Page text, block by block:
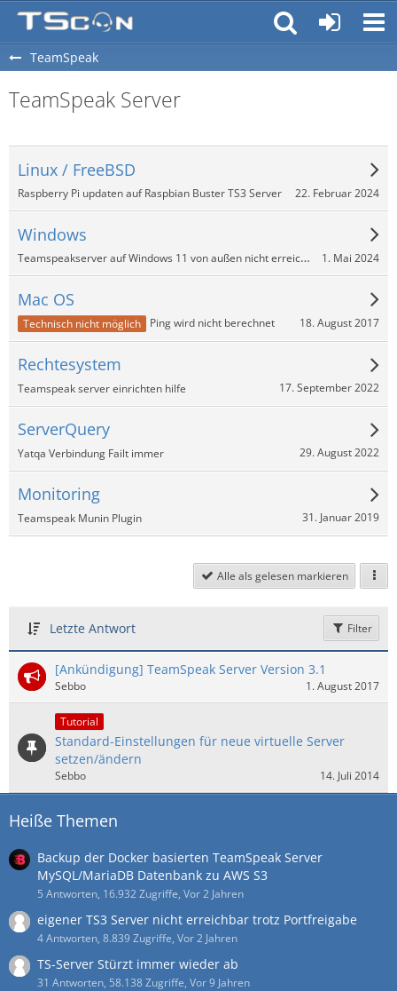
TeamSpeak
TeamSpeak Server
Linux / FreeBSD
Raspberry Pi updaten auf Raspbian Buster TS3 Server 22. Februar 2024
Windows
Teamspeakserver auf Windows 11 von außen nicht erreichbar 1. Mai 2024
Mac OS
Technisch nicht möglich Ping wird nicht berechnet 18. August 2017
Rechtesystem
Teamspeak server einrichten hilfe 17. September 2022
ServerQuery
Yatqa Verbindung Failt immer 29. August 2022
Monitoring
Teamspeak Munin Plugin 31. Januar 2019
Alle als gelesen markieren
Letzte Antwort Filter
[Ankündigung] TeamSpeak Server Version 3.1
Sebbo 1. August 2017
Tutorial
Standard-Einstellungen für neue virtuelle Server
setzen/ändern
Sebbo 14. Juli 2014
Heiße Themen
Backup der Docker basierten TeamSpeak Server
MySQL/MariaDB Datenbank zu AWS S3
5 Antworten, 16.932 Zugriffe, Vor 2 Jahren
eigener TS3 Server nicht erreichbar trotz Portfreigabe
4 Antworten, 8.839 Zugriffe, Vor 2 Jahren
TS-Server Stürzt immer wieder ab
31 Antworten, 58.138 Zugriffe, Vor 9 Jahren